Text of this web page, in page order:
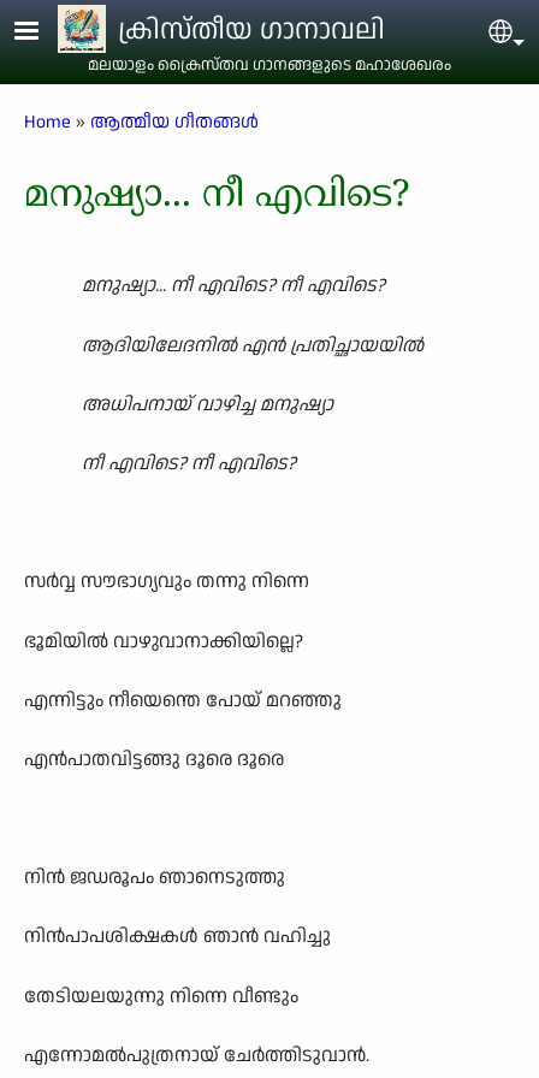
Skip to main contentക്രിസ്തീയ ഗാനാവലി
മലയാളം ക്രൈസ്തവ ഗാനങ്ങളുടെ മഹാശേഖരം
Breadcrumb
Home ആത്മീയ ഗീതങ്ങൾ
മനുഷ്യാ... നീ എവിടെ?
മനുഷ്യാ... നീ എവിടെ? നീ എവിടെ?
ആദിയിലേദനിൽ എൻ പ്രതിച്ഛായയിൽ
അധിപനായ് വാഴിച്ച മനുഷ്യാ
നീ എവിടെ? നീ എവിടെ?
സർവ്വ സൗഭാഗ്യവും തന്നു നിന്നെ
ഭൂമിയിൽ വാഴുവാനാക്കിയില്ലെ?
എന്നിട്ടും നീയെന്തെ പോയ് മറഞ്ഞു
എൻപാതവിട്ടങ്ങു ദൂരെ ദൂരെ
നിൻ ജഡരൂപം ഞാനെടുത്തു
നിൻപാപശിക്ഷകൾ ഞാൻ വഹിച്ചു
തേടിയലയുന്നു നിന്നെ വീണ്ടും
എന്നോമൽപുത്രനായ് ചേർത്തിടുവാൻ.